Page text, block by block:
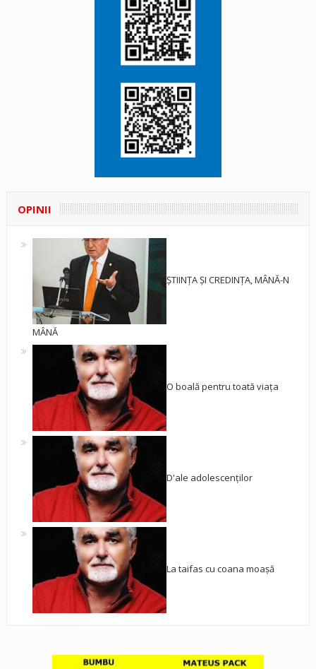
OPINII
ȘTIINȚA ȘI CREDINȚA, MÂNĂ-N
MÂNĂ
O boală pentru toată viața
D'ale adolescenților
La taifas cu coana moașă